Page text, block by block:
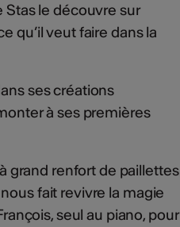
Stas le découvre sur
qu’il veut faire dans la
ses créations
à ses premières
grand renfort de paillettes
fait revivre la magie
seul au piano, pour